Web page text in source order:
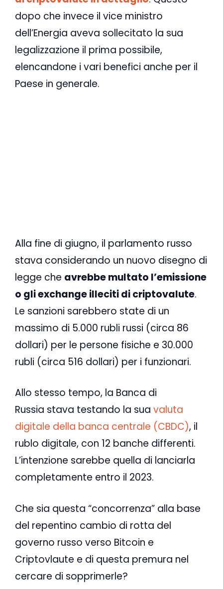
dopo che invece il vice ministro
dell’Energia aveva sollecitato la sua
legalizzazione il prima possibile,
elencandone i vari benefici anche per il
Paese in generale.
Alla fine di giugno, il parlamento russo
stava considerando un nuovo disegno di
legge che avrebbe multato l’emissione
o gli exchange illeciti di criptovalute.
Le sanzioni sarebbero state di un
massimo di 5.000 rubli russi (circa 86
dollari) per le persone fisiche e 30.000
rubli (circa 516 dollari) per i funzionari.
Allo stesso tempo, la Banca di
Russia stava testando la sua valuta
digitale della banca centrale (CBDC), il
rublo digitale, con 12 banche differenti.
L’intenzione sarebbe quella di lanciarla
completamente entro il 2023.
Che sia questa “concorrenza” alla base
del repentino cambio di rotta del
governo russo verso Bitcoin e
Criptovlaute e di questa premura nel
cercare di sopprimerle?